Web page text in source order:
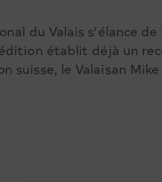
du Valais s’élance
établit déjà un
suisse, le Valaisan